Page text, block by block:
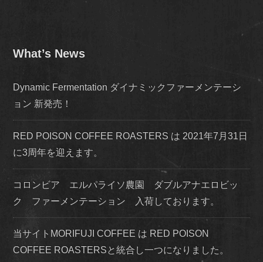
What’s News
Dynamic Fermentation ダイナミックファーメンテーシ
ョン 新発売！
RED POISON COFFEE ROASTERS は 2021年7月31日
に3周年を迎えます。
コロンビア エルパライソ農園 ダブルアナエロビッ
ク ファーメンテーション 入荷しております。
当サイトMORIFUJI COFFEE は RED POISON
COFFEE ROASTERSと統合し一つになりました。